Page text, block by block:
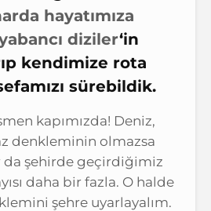
hayatımıza
diziler‘in
kendimize rota
sürebildik.
kapımızda! Deniz,
denkleminin olmazsa
da şehirde geçirdiğimiz
daha bir fazla. O halde
şehre uyarlayalım.